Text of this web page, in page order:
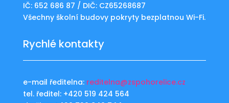
IČ: 652 686 87 / DIČ: CZ65268687
Všechny školní budovy pokryty bezplatnou Wi-Fi.
Rychlé kontakty
e-mail ředitelna: reditelna@zspohorelice.cz
tel. ředitel: +420 519 424 564